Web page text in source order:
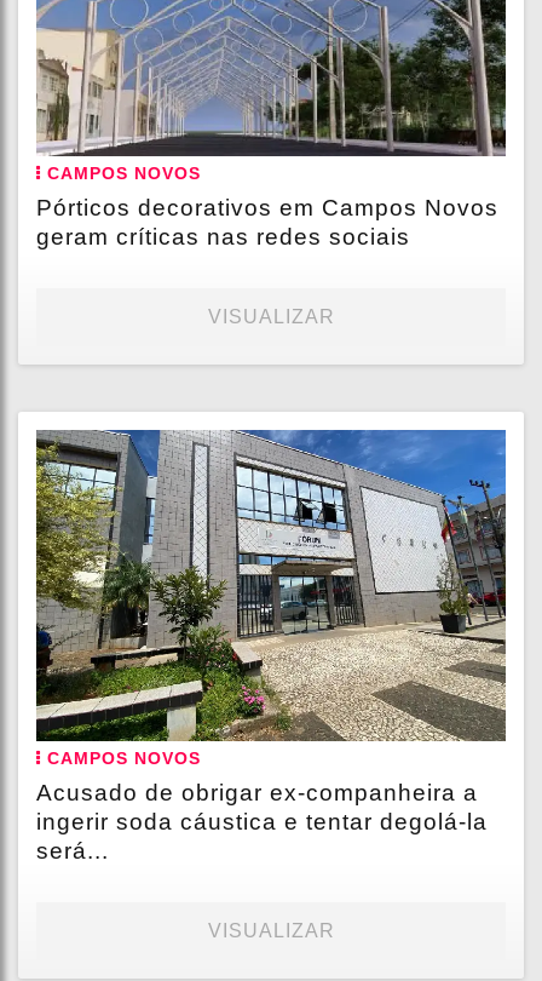
CAMPOS NOVOS
Pórticos decorativos em Campos Novos
geram críticas nas redes sociais
VISUALIZAR
CAMPOS NOVOS
Acusado de obrigar ex-companheira a
ingerir soda cáustica e tentar degolá-la
será...
VISUALIZAR